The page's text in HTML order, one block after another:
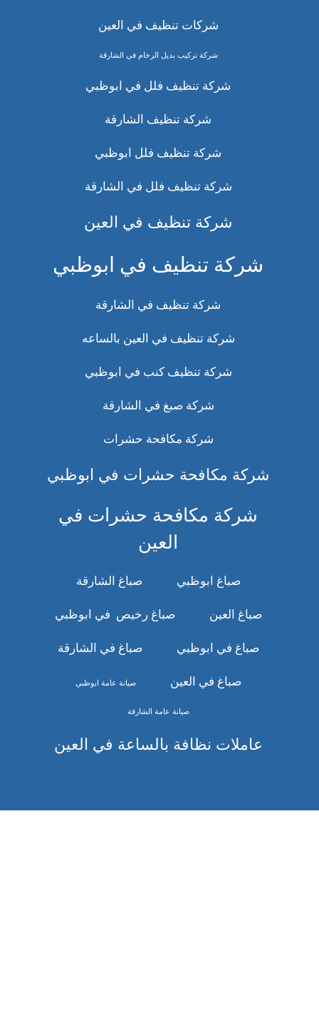
شركات تنظيف في العين
شركة تركيب بديل الرخام في الشارقة
شركة تنظيف فلل في ابوظبي
شركة تنظيف الشارقة
شركة تنظيف فلل ابوظبي
شركة تنظيف فلل في الشارقة
شركة تنظيف في العين
شركة تنظيف في ابوظبي
شركة تنظيف في الشارقة
شركة تنظيف في العين بالساعه
شركة تنظيف كنب في ابوظبي
شركة صبغ في الشارقة
شركة مكافحة حشرات
شركة مكافحة حشرات في ابوظبي
شركة مكافحة حشرات في
العين
صباغ ابوظبي صباغ الشارقة
صباغ العين صباغ رخيص في ابوظبي
صباغ في ابوظبي صباغ في الشارقة
صباغ في العين صيانة عامة ابوظبي
صيانة عامة الشارقة
عاملات نظافة بالساعة في العين